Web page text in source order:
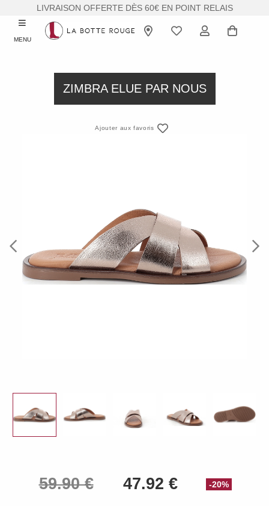
LIVRAISON OFFERTE DÈS 60€ EN POINT RELAIS
MENU
ZIMBRA ELUE PAR NOUS
Ajouter aux favoris
Previous Next
-20%